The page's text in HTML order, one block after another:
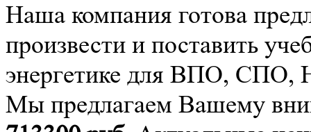
Наша компания готова
произвести и поставить
энергетике для ВПО,
Мы предлагаем Вашему